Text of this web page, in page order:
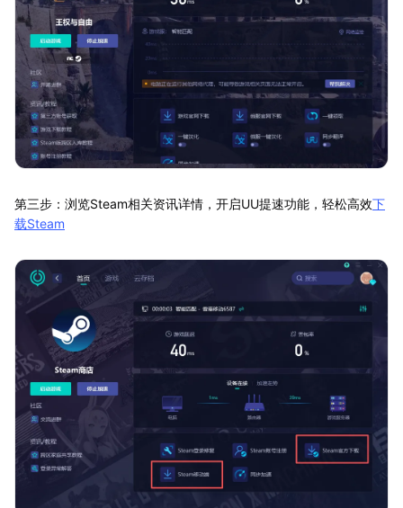
第三步：浏览Steam相关资讯详情，开启UU提速功能，轻松高效下
载Steam